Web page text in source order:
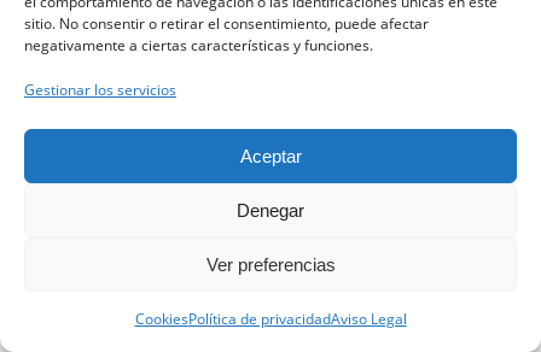
sitio. No consentir o retirar el consentimiento, puede afectar
negativamente a ciertas características y funciones.
Gestionar los servicios
Aceptar
Denegar
Ver preferencias
CookiesPolítica de privacidadAviso Legal